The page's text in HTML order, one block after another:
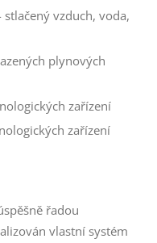
vzduch, voda,
plynových
zařízení
zařízení
řadou
vlastní systém